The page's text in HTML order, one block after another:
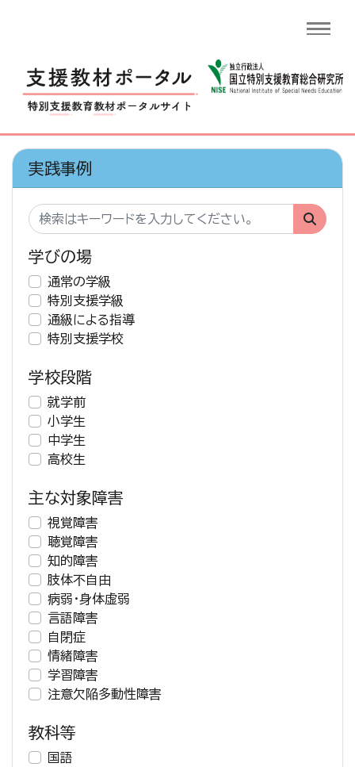
実践事例
学びの場
通常の学級
特別支援学級
通級による指導
特別支援学校
学校段階
就学前
小学生
中学生
高校生
主な対象障害
視覚障害
聴覚障害
知的障害
肢体不自由
病弱・身体虚弱
言語障害
自閉症
情緒障害
学習障害
注意欠陥多動性障害
教科等
国語